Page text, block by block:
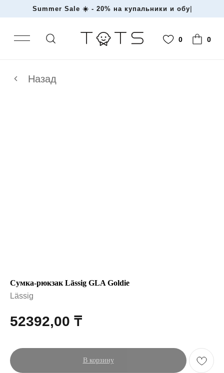
Summer Sale ☀️ - 20% на купальники и|
Сумка-рюкзак Lässig GLA Goldie
Lässig
52392,00 ₸
В корзину